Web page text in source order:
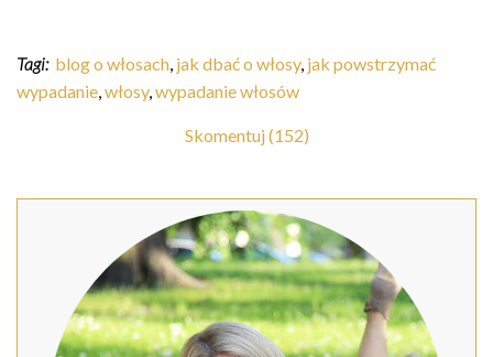
Tagi: blog o włosach, jak dbać o włosy, jak powstrzymać
wypadanie,włosy,wypadanie włosów
Skomentuj (152)